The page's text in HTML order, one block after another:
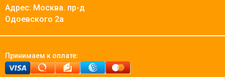
Адрес: Москва. пр-д
Одоевского 2а
Принимаем к оплате: